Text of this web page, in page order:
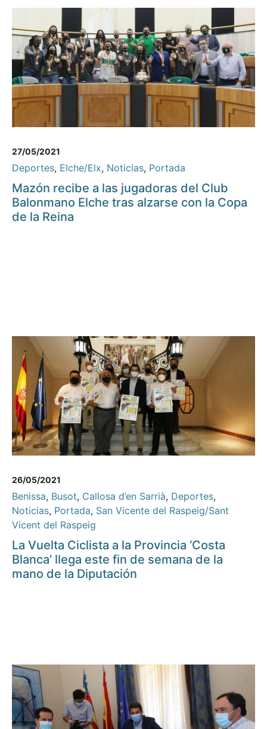
27/05/2021
Deportes, Elche/Elx, Noticias, Portada
Mazón recibe a las jugadoras del Club
Balonmano Elche tras alzarse con la Copa
de la Reina
26/05/2021
Benissa, Busot, Callosa d’en Sarrià, Deportes,
Noticias, Portada, San Vicente del Raspeig/Sant
Vicent del Raspeig
La Vuelta Ciclista a la Provincia ‘Costa
Blanca’ llega este fin de semana de la
mano de la Diputación